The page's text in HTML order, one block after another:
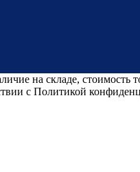
на складе,
с Политикой